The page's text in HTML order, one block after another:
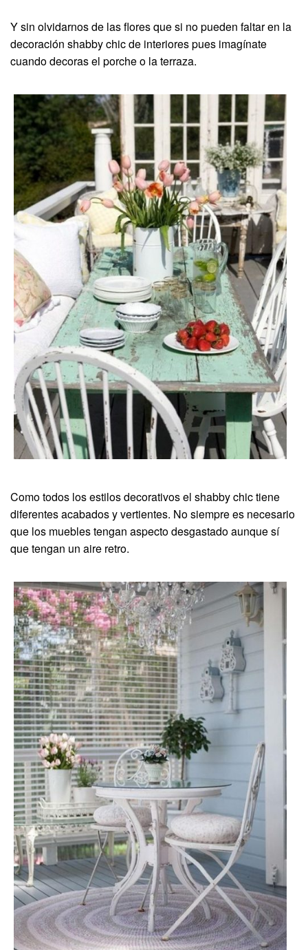
Y sin olvidarnos de las flores que si no pueden faltar en la
decoración shabby chic de interiores pues imagínate
cuando decoras el porche o la terraza.
Como todos los estilos decorativos el shabby chic tiene
diferentes acabados y vertientes. No siempre es necesario
que los muebles tengan aspecto desgastado aunque sí
que tengan un aire retro.